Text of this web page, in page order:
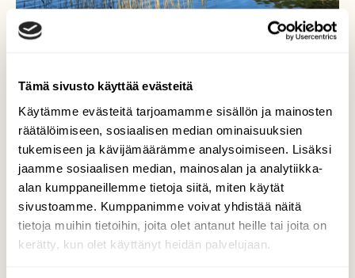
Tämä sivusto käyttää evästeitä
Käytämme evästeitä tarjoamamme sisällön ja mainosten
räätälöimiseen, sosiaalisen median ominaisuuksien
tukemiseen ja kävijämäärämme analysoimiseen. Lisäksi
jaamme sosiaalisen median, mainosalan ja analytiikka-
alan kumppaneillemme tietoja siitä, miten käytät
sivustoamme. Kumppanimme voivat yhdistää näitä
tietoja muihin tietoihin, joita olet antanut heille tai joita on
kerätty, kun olet käyttänyt heidän palvelujaan.
Värejä...
..syyspäivän kauneutta Vesijärvellä.
Valokuvaaja: Arja Valtonen, Lahti 11.9.2022